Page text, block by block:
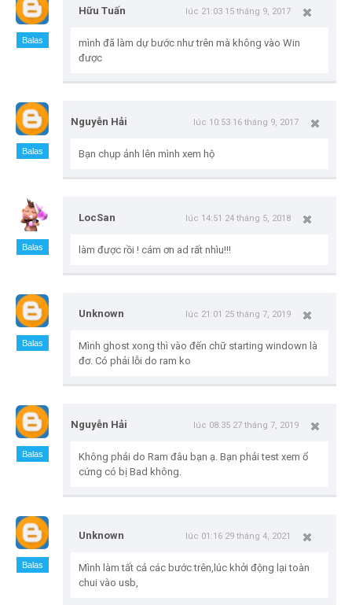
Balas
Hữu Tuấn lúc 21:03 15 tháng 9, 2017
mình đã làm dự bước như trên mà không vào Win
được
Balas
Nguyễn Hải lúc 10:53 16 tháng 9, 2017
Bạn chụp ảnh lên mình xem hộ
Balas
LocSan lúc 14:51 24 tháng 5, 2018
làm được rồi ! cám ơn ad rất nhìu!!!
Balas
Unknown lúc 21:01 25 tháng 7, 2019
Mình ghost xong thì vào đến chữ starting windown là
đơ. Có phải lỗi do ram ko
Balas
Nguyễn Hải lúc 08:35 27 tháng 7, 2019
Không phải do Ram đâu bạn ạ. Bạn phải test xem ổ
cứng có bị Bad không.
Balas
Unknown lúc 01:16 29 tháng 4, 2021
Mình làm tất cả các bước trên,lúc khởi động lại toàn
chui vào usb,